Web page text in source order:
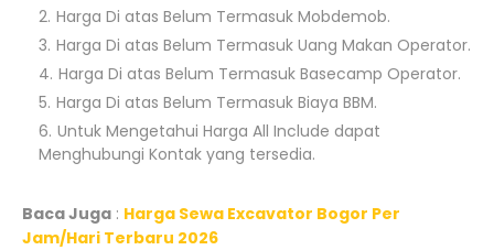
Harga Di atas Belum Termasuk Mobdemob.
Harga Di atas Belum Termasuk Uang Makan Operator.
Harga Di atas Belum Termasuk Basecamp Operator.
Harga Di atas Belum Termasuk Biaya BBM.
Untuk Mengetahui Harga All Include dapat
Menghubungi Kontak yang tersedia.
Baca Juga : Harga Sewa Excavator Bogor Per
Jam/Hari Terbaru 2026